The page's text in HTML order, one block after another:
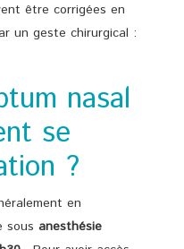
être corrigées en
un geste chirurgical :
nasal
se
?
en
sous anesthésie